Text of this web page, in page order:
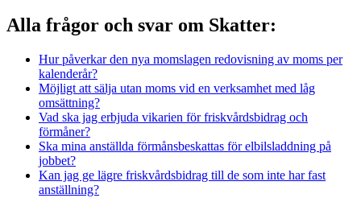
Alla frågor och svar om Skatter:
Hur påverkar den nya momslagen redovisning av moms per
kalenderår?
Möjligt att sälja utan moms vid en verksamhet med låg
omsättning?
Vad ska jag erbjuda vikarien för friskvårdsbidrag och
förmåner?
Ska mina anställda förmånsbeskattas för elbilsladdning på
jobbet?
Kan jag ge lägre friskvårdsbidrag till de som inte har fast
anställning?